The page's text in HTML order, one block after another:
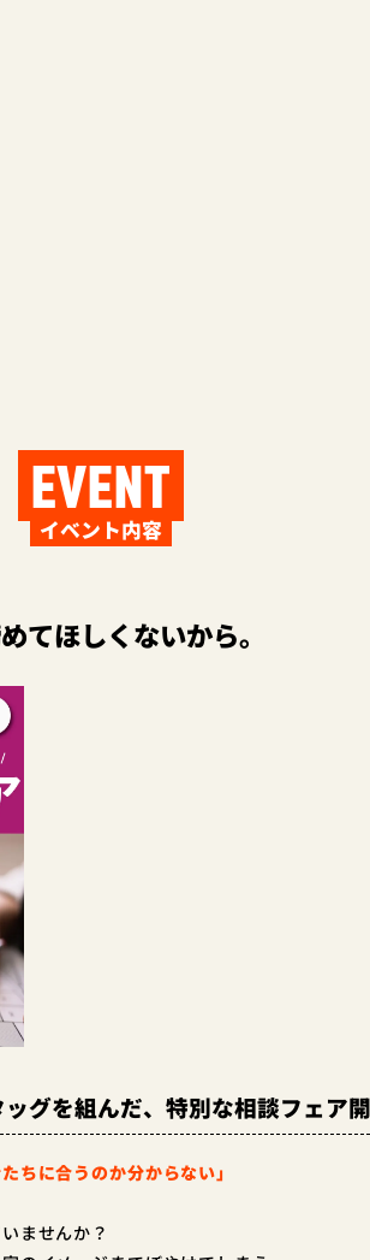
EVENT
イベント内容
てほしくないから。
グを組んだ、特別な相談フェア
ちに合うのか分からない」
ませんか？